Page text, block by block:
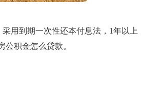
用到期一次性还本付息法，1年以上
积金怎么贷款。